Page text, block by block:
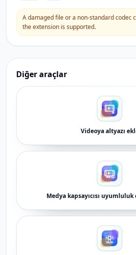
A damaged file or a non-standard codec
the extension is supported.
Diğer araçlar
Videoya altyazı
Medya kapsayıcısı